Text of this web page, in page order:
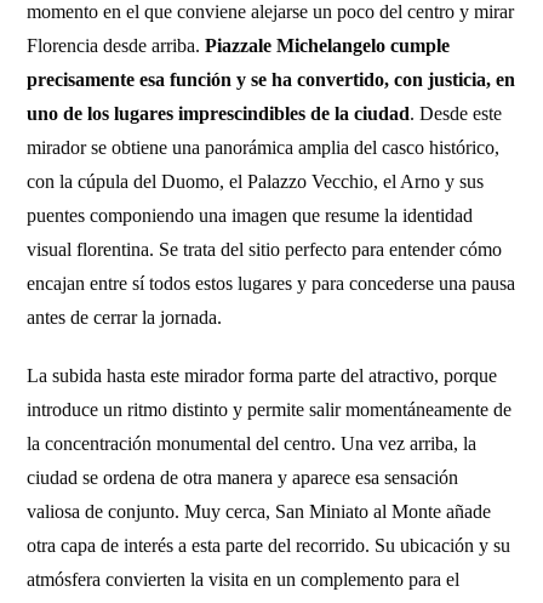
momento en el que conviene alejarse un poco del centro y mirar
Florencia desde arriba.Piazzale Michelangelo cumple
precisamente esa función y se ha convertido, con justicia, en
uno de los lugares imprescindibles de la ciudad. Desde este
mirador se obtiene una panorámica amplia del casco histórico,
con la cúpula del Duomo, el Palazzo Vecchio, el Arno y sus
puentes componiendo una imagen que resume la identidad
visual florentina. Se trata del sitio perfecto para entender cómo
encajan entre sí todos estos lugares y para concederse una pausa
antes de cerrar la jornada.
La subida hasta este mirador forma parte del atractivo, porque
introduce un ritmo distinto y permite salir momentáneamente de
la concentración monumental del centro. Una vez arriba, la
ciudad se ordena de otra manera y aparece esa sensación
valiosa de conjunto. Muy cerca, San Miniato al Monte añade
otra capa de interés a esta parte del recorrido. Su ubicación y su
atmósfera convierten la visita en un complemento para el